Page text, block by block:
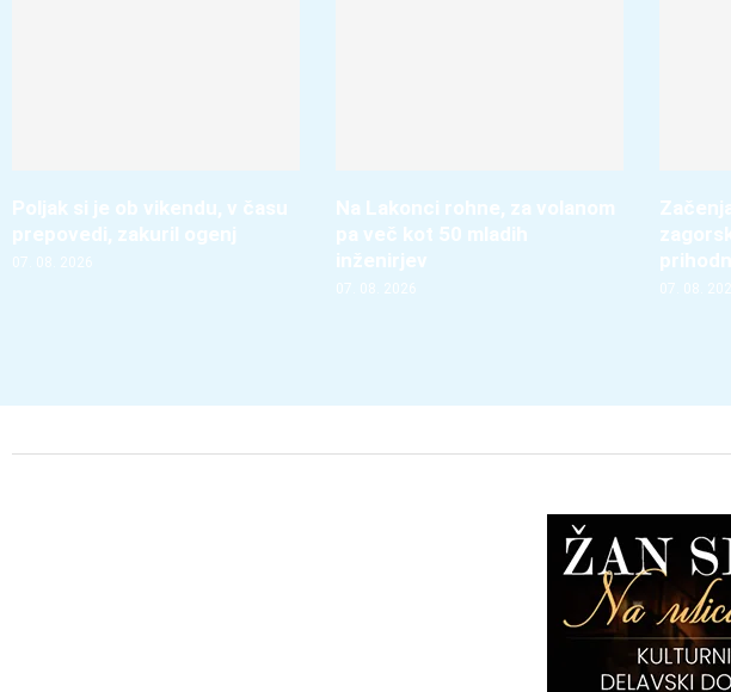
Poljak si je ob vikendu, v času
prepovedi, zakuril ogenj
07. 08. 2026
Na Lakonci rohne, za volanom
pa več kot 50 mladih
inženirjev
07. 08. 2026 07. 08.